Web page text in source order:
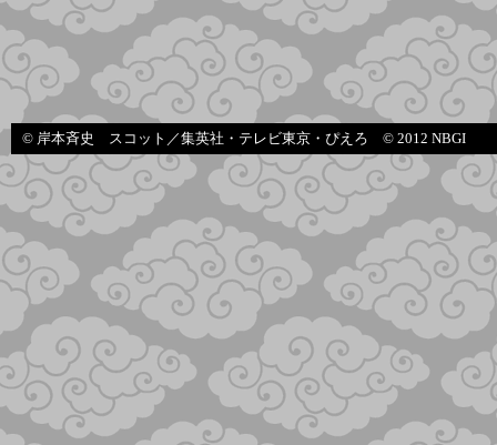
© 岸本斉史 スコット／集英社・テレビ東京・ぴえろ © 2012 NBGI